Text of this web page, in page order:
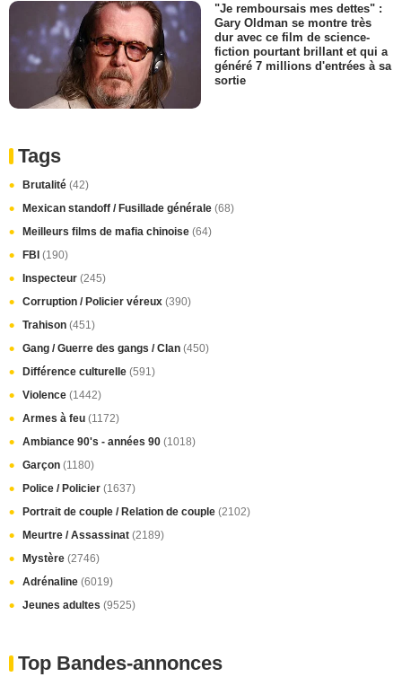
"Je remboursais mes dettes" :
Gary Oldman se montre très
dur avec ce film de science-
fiction pourtant brillant et qui a
généré 7 millions d'entrées à sa
sortie
Tags
Brutalité (42)
Mexican standoff / Fusillade générale (68)
Meilleurs films de mafia chinoise (64)
FBI (190)
Inspecteur (245)
Corruption / Policier véreux (390)
Trahison (451)
Gang / Guerre des gangs / Clan (450)
Différence culturelle (591)
Violence (1442)
Armes à feu (1172)
Ambiance 90's - années 90 (1018)
Garçon (1180)
Police / Policier (1637)
Portrait de couple / Relation de couple (2102)
Meurtre / Assassinat (2189)
Mystère (2746)
Adrénaline (6019)
Jeunes adultes (9525)
Top Bandes-annonces